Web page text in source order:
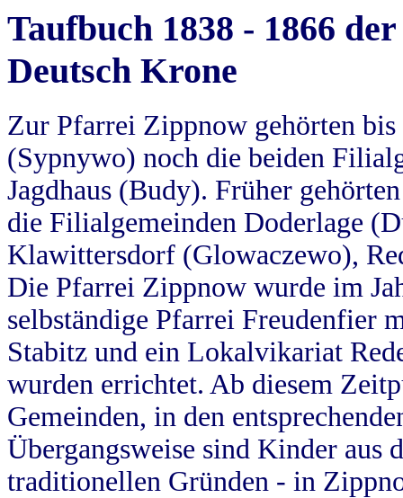
Taufbuch 1838 - 1866
Deutsch Krone
Zur Pfarrei Zippnow gehörten
(Sypnywo) noch die beiden
Jagdhaus (Budy). Früher
die Filialgemeinden Doderlage
Klawittersdorf (Glowaczewo),
Die Pfarrei Zippnow wurde im
selbständige Pfarrei Freudenfier
Stabitz und ein Lokalvikariat
wurden errichtet. Ab diesem
Gemeinden, in den
Übergangsweise sind Kinder aus
traditionellen Gründen - in